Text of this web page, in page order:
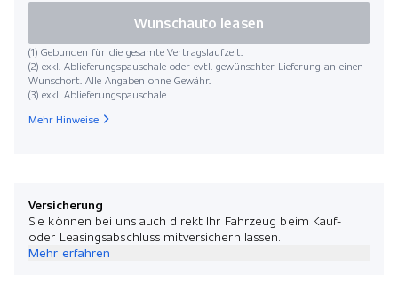
(1) Gebunden für die gesamte Vertragslaufzeit.
(2) exkl. Ablieferungspauschale oder evtl. gewünschter Lieferung an einen
Wunschort. Alle Angaben ohne Gewähr.
(3) exkl. Ablieferungspauschale
Wunschauto leasen
Mehr Hinweise
Versicherung
Sie können bei uns auch direkt Ihr Fahrzeug beim Kauf-
oder Leasingsabschluss mitversichern lassen.
Mehr erfahren